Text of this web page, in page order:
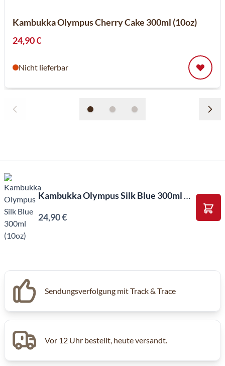
Kambukka Olympus Cherry Cake 300ml (10oz)
24,90 €
Nicht lieferbar
Kambukka Olympus Silk Blue 300ml (10oz)
24,90 €
In
Sendungsverfolgung mit Track & Trace
Vor 12 Uhr bestellt, heute versandt.